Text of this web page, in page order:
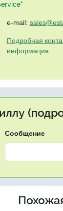
e-mail:
Подробная
информация
Сообщение